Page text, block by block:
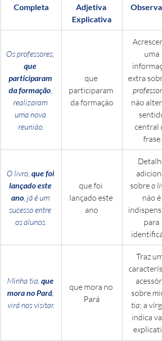
Completa
Adjetiva
Explicativa
Os professores,
que
participaram
da formação,
realizaram
uma nova
reunião.
que
participaram
da formação
uma
extra
não
sentido
central
frase.
O livro, que foi
lançado este
ano, já é um
sucesso entre
os alunos.
que foi
lançado este
ano
Detalhe
sobre o
não é
para
Minha tia, que
mora no Pará,
virá nos visitar.
que mora no
Pará
Traz
sobre
tia; a
indica